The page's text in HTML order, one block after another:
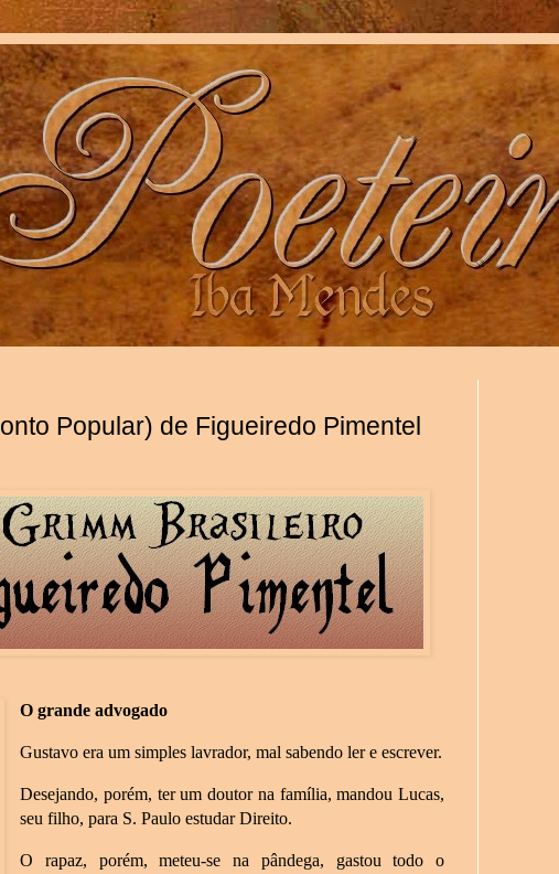
Popular) de Figueiredo Pimentel
O grande advogado
Gustavo era um simples lavrador, mal sabendo ler e escrever.
Desejando, porém, ter um doutor na família, mandou Lucas,
seu filho, para S. Paulo estudar Direito.
O rapaz, porém, meteu-se na pândega, gastou todo o